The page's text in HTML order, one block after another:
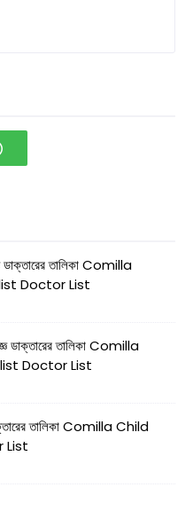
ডাক্তারের তালিকা Comilla
Doctor List
ডাক্তারের তালিকা Comilla
Doctor List
তালিকা Comilla Child
List